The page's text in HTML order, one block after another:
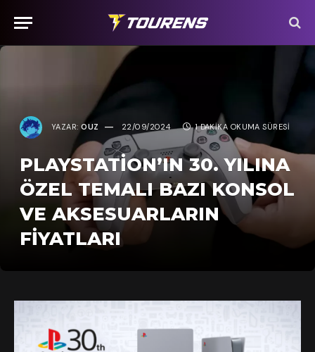
YAZAR: OUZ 22/09/2024 1 DAKIKA OKUMA SÜRESI
PLAYSTATION’IN 30. YILINA
ÖZEL TEMALI BAZI KONSOL
VE AKSESUARLARIN
FIYATLARI